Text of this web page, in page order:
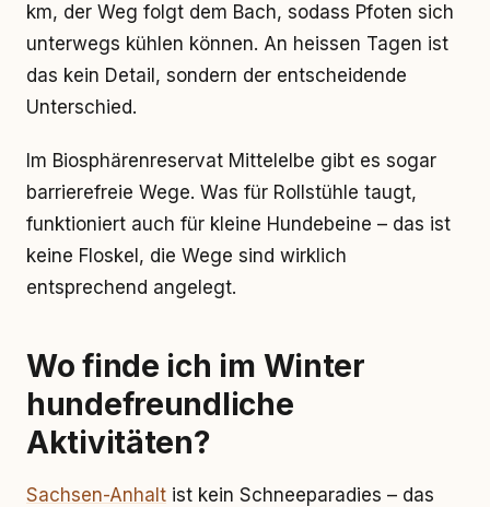
km, der Weg folgt dem Bach, sodass Pfoten sich
unterwegs kühlen können. An heissen Tagen ist
das kein Detail, sondern der entscheidende
Unterschied.
Im Biosphärenreservat Mittelelbe gibt es sogar
barrierefreie Wege. Was für Rollstühle taugt,
funktioniert auch für kleine Hundebeine – das ist
keine Floskel, die Wege sind wirklich
entsprechend angelegt.
Wo finde ich im Winter
hundefreundliche
Aktivitäten?
Sachsen-Anhalt ist kein Schneeparadies – das